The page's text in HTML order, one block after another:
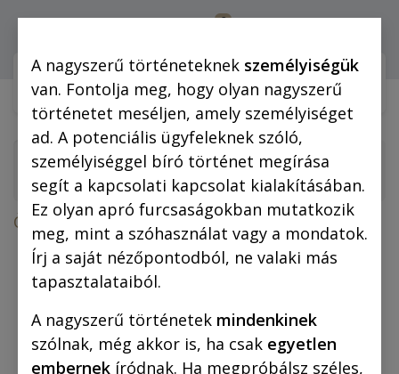
0
Webshop (mobilra)
Összes termék
Rejtő-regények
Rejtő Jenő: Az előretolt helyőrség (regény)
A nagyszerű történeteknek személyiségük
van. Fontolja meg, hogy olyan nagyszerű
történetet meséljen, amely személyiséget
ad. A potenciális ügyfeleknek szóló,
személyiséggel bíró történet megírása
segít a kapcsolati kapcsolat kialakításában.
Ez olyan apró furcsaságokban mutatkozik
meg, mint a szóhasználat vagy a mondatok.
Írj a saját nézőpontodból, ne valaki más
tapasztalataiból.
A nagyszerű történetek mindenkinek
szólnak, még akkor is, ha csak egyetlen
embernek íródnak. Ha megpróbálsz széles,